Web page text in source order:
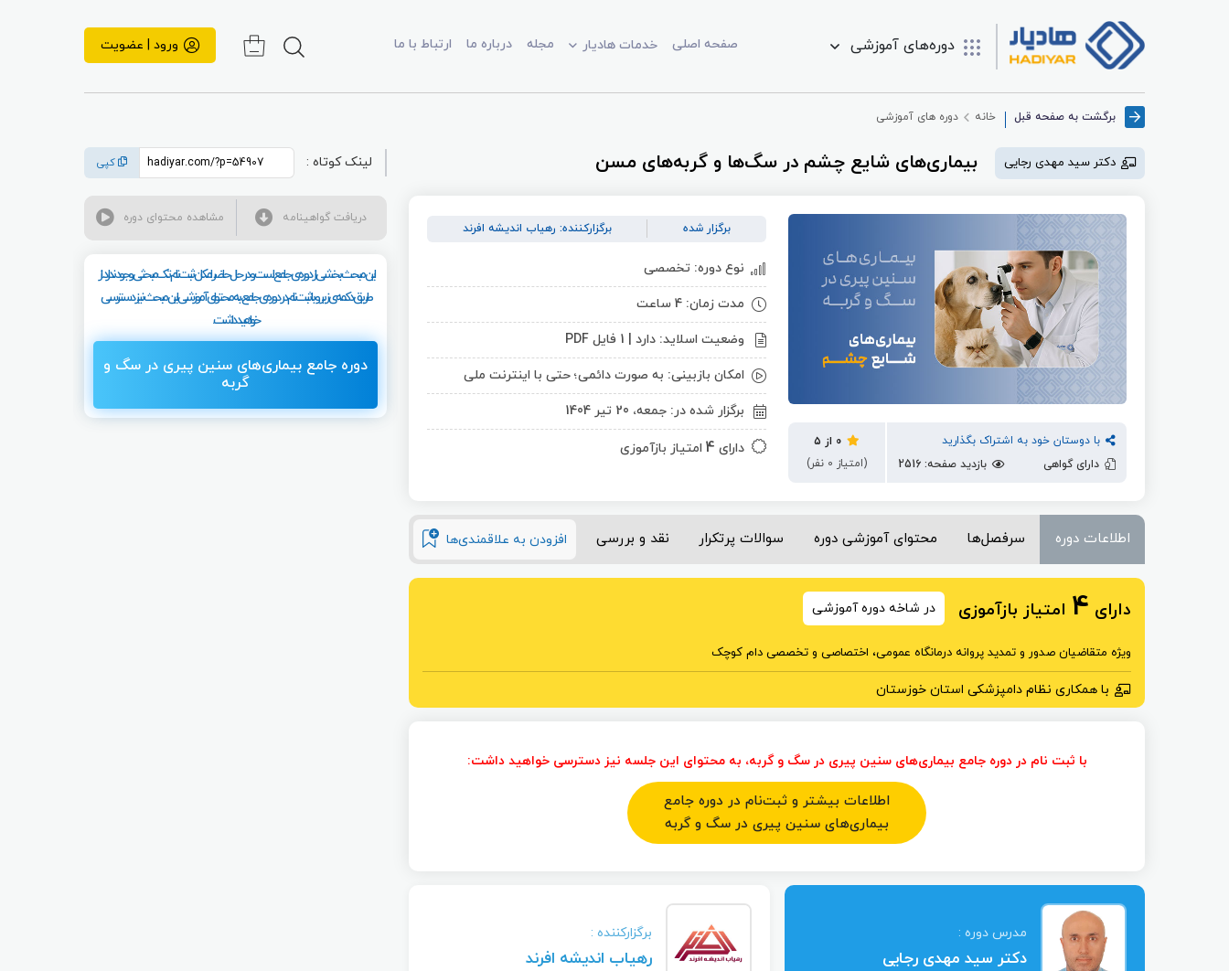
دوره‌های آموزشی صفحه اصلی خدمات هادیار مجله درباره ما ارتباط با ما ورود | عضویت
برگشت به صفحه قبل خانه دوره های آموزشی
دکتر سید مهدی رجایی بیماری‌های شایع چشم در سگ‌ها و گربه‌های مسن لینک کوتاه : کپی
با دوستان خود به اشتراک بگذارید
دارای گواهی
بازدید صفحه: 2516
0 از ۵
(امتیاز 0 نفر)
برگزار شده برگزارکننده: رهیاب اندیشه افرند
نوع دوره: تخصصی
مدت زمان: 4 ساعت
وضعیت اسلاید: دارد | 1 فایل PDF
امکان بازبینی: به صورت دائمی؛ حتی با اینترنت ملی
برگزار شده در: جمعه، 20 تیر 1404
دارای 4 امتیاز بازآموزی
اطلاعات دوره سرفصل‌ها محتوای آموزشی دوره سوالات پرتکرار نقد و بررسی افزودن به علاقمندی‌ها
دارای 4 امتیاز بازآموزی در شاخه دوره آموزشی
ویژه متقاضیان صدور و تمدید پروانه درمانگاه عمومی، اختصاصی و تخصصی دام کوچک
با همکاری نظام دامپزشکی استان خوزستان
با ثبت نام در دوره جامع بیماری‌های سنین پیری در سگ و گربه، به محتوای این جلسه نیز دسترسی خواهید داشت:
اطلاعات بیشتر و ثبت‌نام در دوره جامع
بیماری‌های سنین پیری در سگ و گربه
مدرس دوره :
دکتر سید مهدی رجایی
برگزارکننده :
رهیاب اندیشه افرند
دریافت گواهینامه مشاهده محتوای دوره
این مبحث بخشی از دوره‌ی جامع است و در حال حاضر امکان ثبت‌نام تک‌مبحثی وجود ندارد. از
طریق دکمه‌ی زیر و با ثبت‌نام در دوره‌ی جامع، به محتوای آموزشی این مبحث نیز دسترسی
خواهید داشت.
دوره جامع بیماری‌های سنین پیری در سگ و
گربه